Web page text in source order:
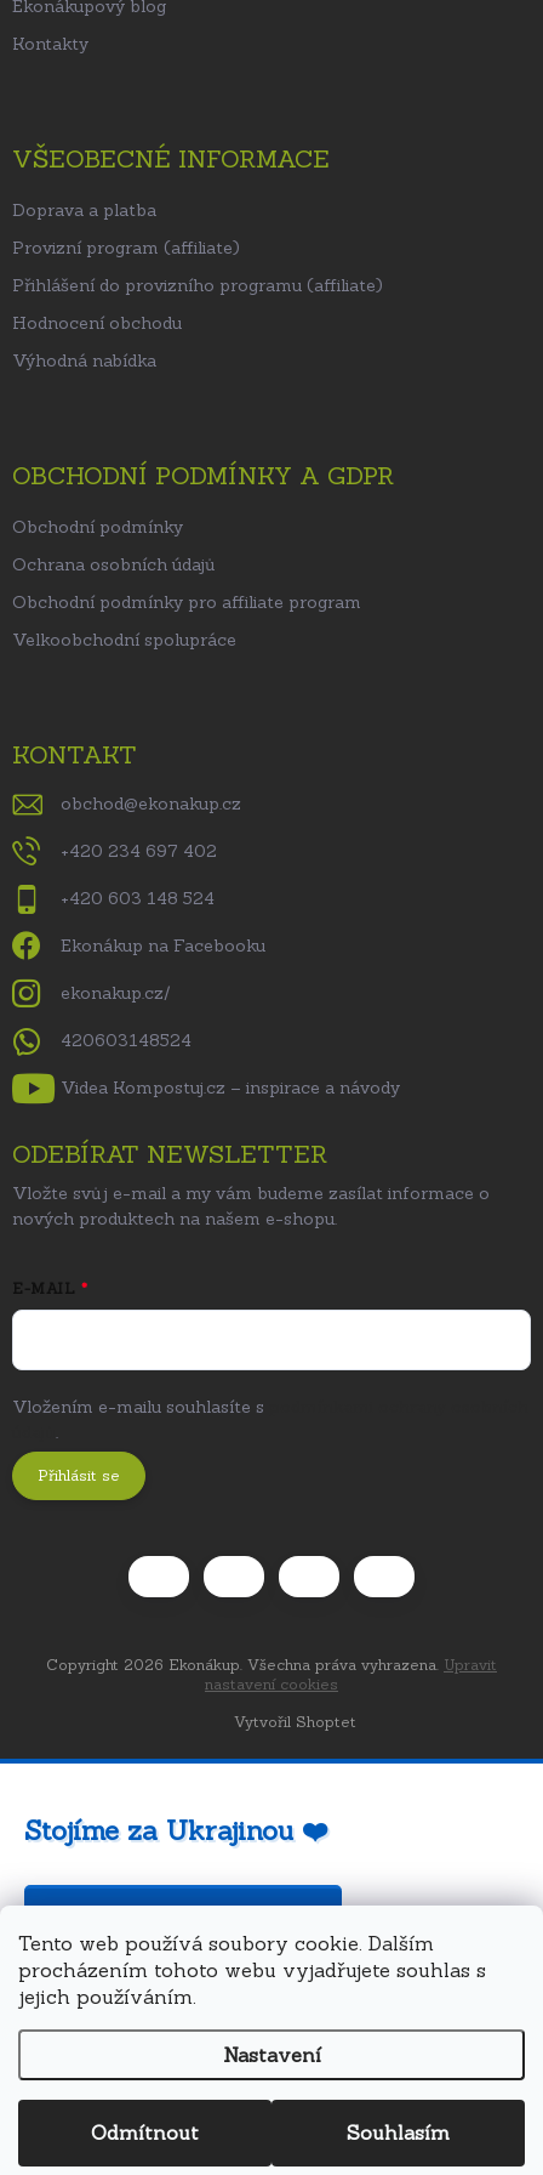
Tento web používá soubory cookie. Dalším
procházením tohoto webu vyjadřujete souhlas s
jejich používáním.
Nastavení
Odmítnout Souhlasím
Ekonákupový blog
Kontakty
VŠEOBECNÉ INFORMACE
Doprava a platba
Provizní program (affiliate)
Přihlášení do provizního programu (affiliate)
Hodnocení obchodu
Výhodná nabídka
OBCHODNÍ PODMÍNKY A GDPR
Obchodní podmínky
Ochrana osobních údajů
Obchodní podmínky pro affiliate program
Velkoobchodní spolupráce
KONTAKT
obchod@ekonakup.cz
+420 234 697 402
+420 603 148 524
Ekonákup na Facebooku
ekonakup.cz/
420603148524
Videa Kompostuj.cz – inspirace a návody
ODEBÍRAT NEWSLETTER
Vložte svůj e-mail a my vám budeme zasílat informace o
nových produktech na našem e-shopu.
E-MAIL
Vložením e-mailu souhlasíte s
.
Přihlásit se
Vytvořil Shoptet
Copyright 2026 Ekonákup. Všechna práva vyhrazena. Upravit
nastavení cookies
Stojíme za Ukrajinou ❤️